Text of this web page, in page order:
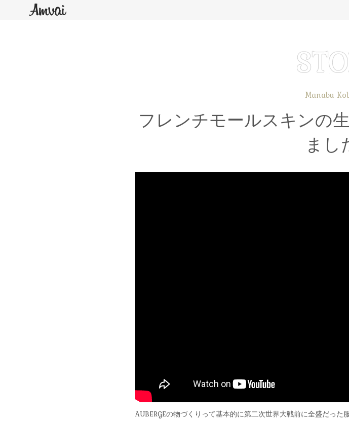
Manabu
フレンチモールスキンの
まし
AUBERGEの物づくりって基本的に第二次世界大戦前に全盛だっ